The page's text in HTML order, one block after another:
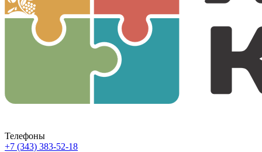
Телефоны
+7 (343) 383-52-18